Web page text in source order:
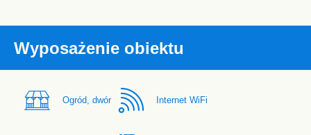
Wyposażenie obiektu
Ogród, dwór Internet WiFi